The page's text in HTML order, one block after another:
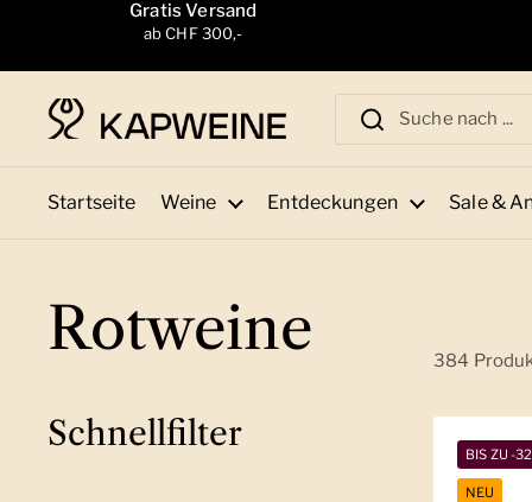
Zum Inhalt springenGratis Versand
ab CHF 300,-
Startseite Weine Entdeckungen Sale &
Rotweine
Schnellfilter
384
BIS ZU -
NEU